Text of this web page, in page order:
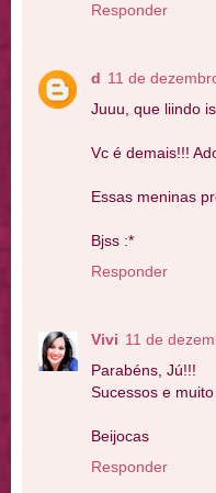
Responder
d 11 de
Juuu, que liindo
Vc é demais!!!
Essas meninas
Bjss :*
Responder
Vivi 11 de
Parabéns, Jú!!!
Sucessos e
Beijocas
Responder